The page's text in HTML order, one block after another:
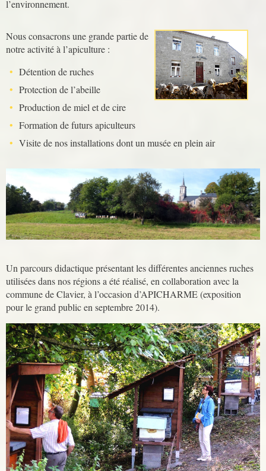
l’environnement.
Nous consacrons une grande partie de
notre activité à l’apiculture :
Détention de ruches
Protection de l’abeille
Production de miel et de cire
Formation de futurs apiculteurs
Visite de nos installations dont un musée en plein air
Un parcours didactique présentant les différentes anciennes ruches
utilisées dans nos régions a été réalisé, en collaboration avec la
commune de Clavier, à l’occasion d’APICHARME (exposition
pour le grand public en septembre 2014).